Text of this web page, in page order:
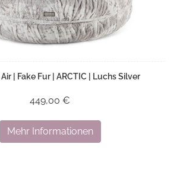
Air | Fake Fur | ARCTIC | Luchs Silver
449,00 €
Mehr Informationen